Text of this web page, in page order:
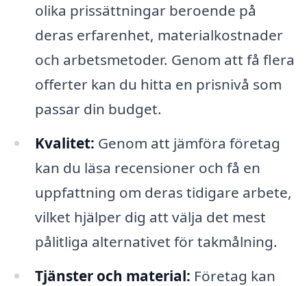
olika prissättningar beroende på
deras erfarenhet, materialkostnader
och arbetsmetoder. Genom att få flera
offerter kan du hitta en prisnivå som
passar din budget.
Kvalitet: Genom att jämföra företag
kan du läsa recensioner och få en
uppfattning om deras tidigare arbete,
vilket hjälper dig att välja det mest
pålitliga alternativet för takmålning.
Tjänster och material: Företag kan